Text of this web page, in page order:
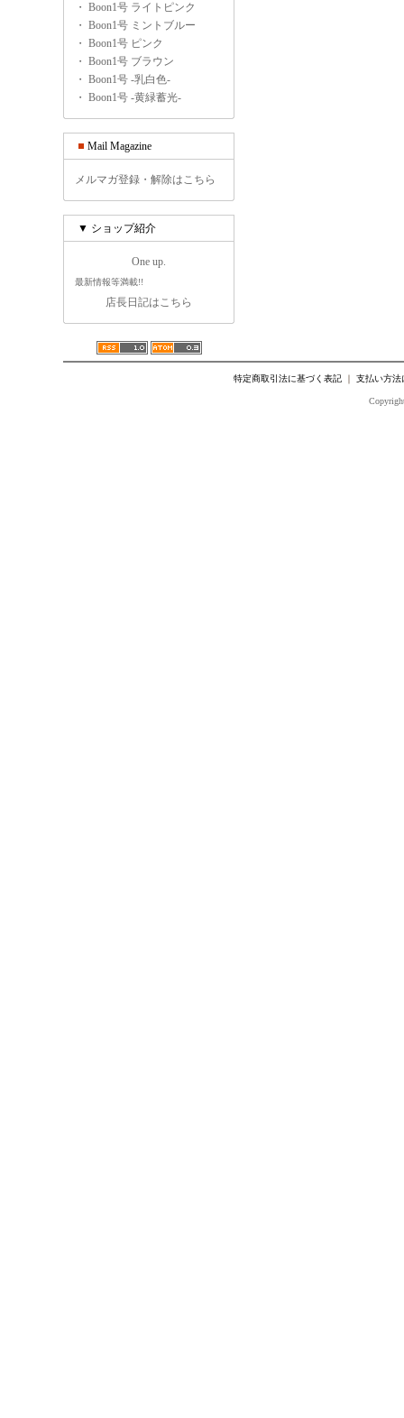
・ Boon1号 ライトピンク
・ Boon1号 ミントブルー
・ Boon1号 ピンク
・ Boon1号 ブラウン
・ Boon1号 -乳白色-
・ Boon1号 -黄緑蓄光-
Mail Magazine
メルマガ登録・解除はこちら
▼ ショップ紹介
One up.
最新情報等満載!!
店長日記はこちら
特定商取引法に基づく表記｜ 支払い方法